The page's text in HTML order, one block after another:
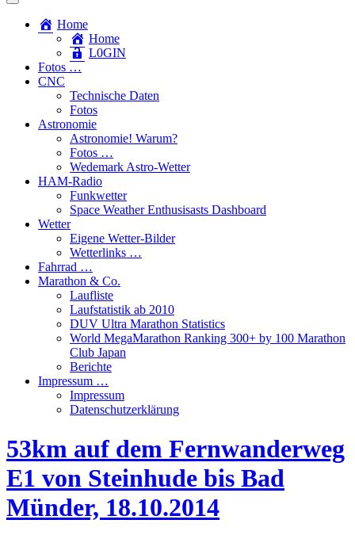
Toggle
search
field
Home
Home
L​0​​GIN
Fotos …
CNC
Technische Daten
Fotos
Astronomie
Astronomie! Warum?
Fotos …
Wedemark Astro-Wetter
HAM-Radio
Funkwetter
Space Weather Enthusisasts Dashboard
Wetter
Eigene Wetter-Bilder
Wetterlinks …
Fahrrad …
Marathon & Co.
Laufliste
Laufstatistik ab 2010
DUV Ultra Marathon Statistics
World MegaMarathon Ranking 300+ by 100 Marathon
Club Japan
Berichte
Impressum …
Impressum
Datenschutzerklärung
53km auf dem Fernwanderweg
E1 von Steinhude bis Bad
Münder, 18.10.2014